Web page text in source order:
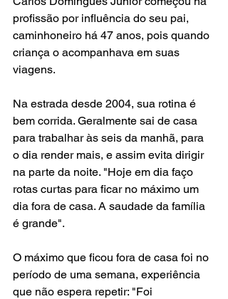
profissão por influência do seu pai,
caminhoneiro há 47 anos, pois quando
criança o acompanhava em suas
viagens.
Na estrada desde 2004, sua rotina é
bem corrida. Geralmente sai de casa
para trabalhar às seis da manhã, para
o dia render mais, e assim evita dirigir
na parte da noite. "Hoje em dia faço
rotas curtas para ficar no máximo um
dia fora de casa. A saudade da família
é grande".
O máximo que ficou fora de casa foi no
período de uma semana, experiência
que não espera repetir: "Foi